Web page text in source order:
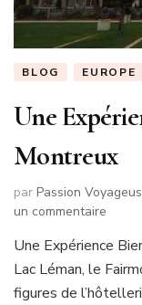
BLOG EUROPE
Une
Montreux
par Passion
un commentaire
Bien-
Être
Une Expérience
Lac Léman, le
figures de